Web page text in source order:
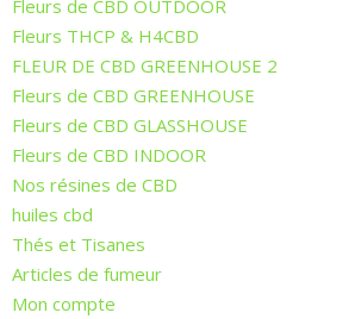
Fleurs de CBD OUTDOOR
Fleurs THCP & H4CBD
FLEUR DE CBD GREENHOUSE 2
Fleurs de CBD GREENHOUSE
Fleurs de CBD GLASSHOUSE
Fleurs de CBD INDOOR
Nos résines de CBD
huiles cbd
Thés et Tisanes
Articles de fumeur
Mon compte